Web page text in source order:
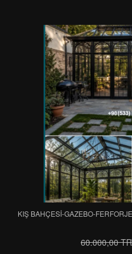
KIŞ BAHÇESİ-GAZEBO-
60.000,00